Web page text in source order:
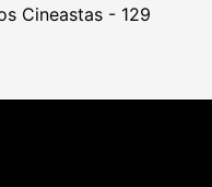
Cineastas - 129